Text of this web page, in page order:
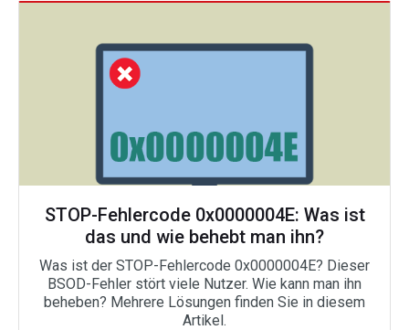
STOP-Fehlercode 0x0000004E: Was ist
das und wie behebt man ihn?
Was ist der STOP-Fehlercode 0x0000004E? Dieser
BSOD-Fehler stört viele Nutzer. Wie kann man ihn
beheben? Mehrere Lösungen finden Sie in diesem
Artikel.